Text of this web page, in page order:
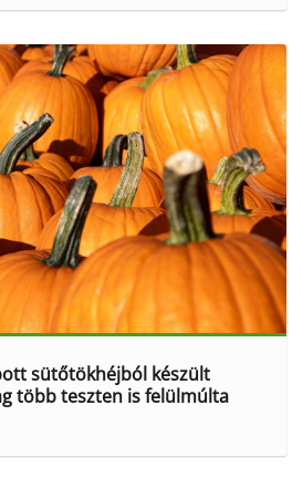
sütőtökhéjból készült
több teszten is felülmúlta